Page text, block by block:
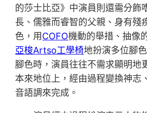
的莎士比亞》中演員則還需分飾
長、儒雅而睿智的父親、身有殘
色，用COFO機動的舉措、抽像
亞梭Artso工學椅地扮演多位腳
腳色時，演員往往不需求顯明地
本來地位上，經由過程變換神志
音語調來完成。